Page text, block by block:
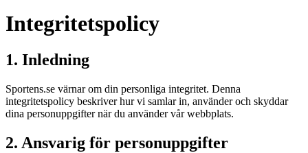
Integritetspolicy
1. Inledning
Sportens.se värnar om din personliga integritet. Denna
integritetspolicy beskriver hur vi samlar in, använder och skyddar
dina personuppgifter när du använder vår webbplats.
2. Ansvarig för personuppgifter